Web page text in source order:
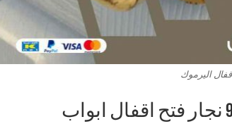
اليرموك
فتح اقفال اليرموك 97477575 نجار فتح اقفال ابواب